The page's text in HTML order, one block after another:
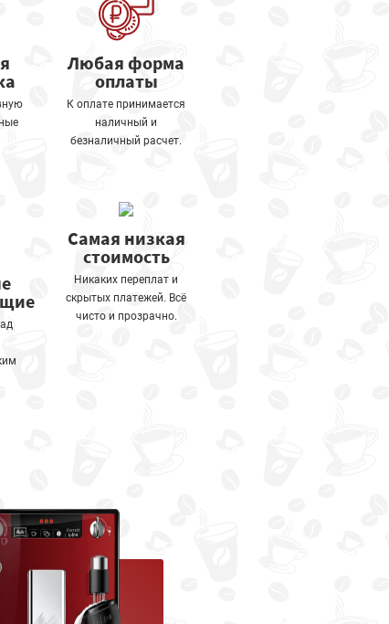
Любая форма
оплаты
К оплате принимается
наличный и
безналичный расчет.
Самая низкая
стоимость
Никаких переплат и
скрытых платежей. Всё
чисто и прозрачно.